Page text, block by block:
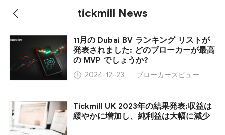
tickmill News
11月の Dubai BV ランキング リストが
発表されました: どのブローカーが最高
の MVP でしょうか?
2024-12-23 ブローカーズビュー
Tickmill UK 2023年の結果発表:収益は
緩やかに増加し、純利益は大幅に減少